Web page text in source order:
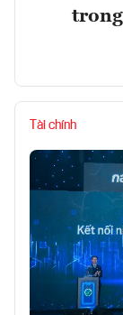
trong
Tài chính